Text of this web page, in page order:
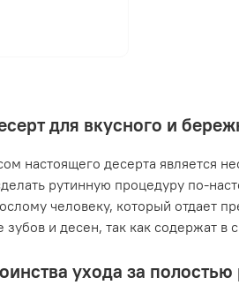
для вкусного и
настоящего десерта является
рутинную процедуру по-
человеку, который отдает
зубов и десен, так как содержат в
ухода за полостью